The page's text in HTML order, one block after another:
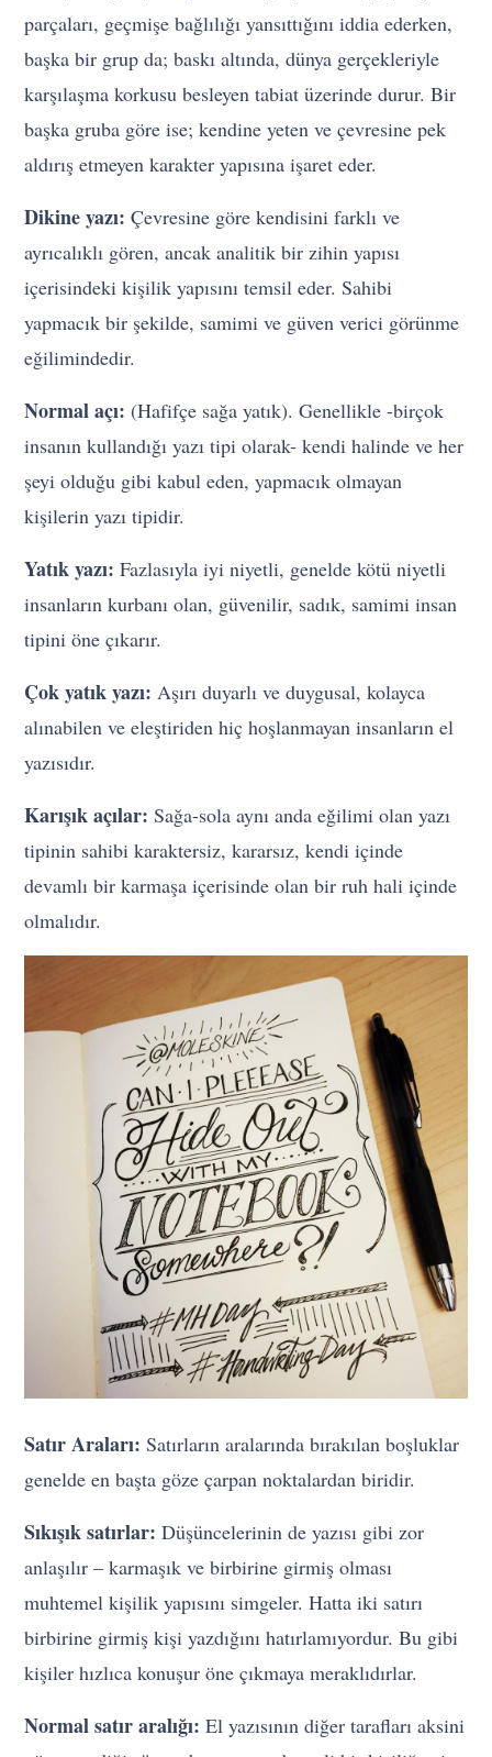
parçaları, geçmişe bağlılığı yansıttığını iddia ederken,
başka bir grup da; baskı altında, dünya gerçekleriyle
karşılaşma korkusu besleyen tabiat üzerinde durur. Bir
başka gruba göre ise; kendine yeten ve çevresine pek
aldırış etmeyen karakter yapısına işaret eder.
Dikine yazı: Çevresine göre kendisini farklı ve
ayrıcalıklı gören, ancak analitik bir zihin yapısı
içerisindeki kişilik yapısını temsil eder. Sahibi
yapmacık bir şekilde, samimi ve güven verici görünme
eğilimindedir.
Normal açı: (Hafifçe sağa yatık). Genellikle -birçok
insanın kullandığı yazı tipi olarak- kendi halinde ve her
şeyi olduğu gibi kabul eden, yapmacık olmayan
kişilerin yazı tipidir.
Yatık yazı: Fazlasıyla iyi niyetli, genelde kötü niyetli
insanların kurbanı olan, güvenilir, sadık, samimi insan
tipini öne çıkarır.
Çok yatık yazı:Aşırı duyarlı ve duygusal, kolayca
alınabilen ve eleştiriden hiç hoşlanmayan insanların el
yazısıdır.
Karışık açılar: Sağa-sola aynı anda eğilimi olan yazı
tipinin sahibi karaktersiz, kararsız, kendi içinde
devamlı bir karmaşa içerisinde olan bir ruh hali içinde
olmalıdır.
Satır Araları: Satırların aralarında bırakılan boşluklar
genelde en başta göze çarpan noktalardan biridir.
Sıkışık satırlar: Düşüncelerinin de yazısı gibi zor
anlaşılır – karmaşık ve birbirine girmiş olması
muhtemel kişilik yapısını simgeler. Hatta iki satırı
birbirine girmiş kişi yazdığını hatırlamıyordur. Bu gibi
kişiler hızlıca konuşur öne çıkmaya meraklıdırlar.
Normal satır aralığı: El yazısının diğer tarafları aksini